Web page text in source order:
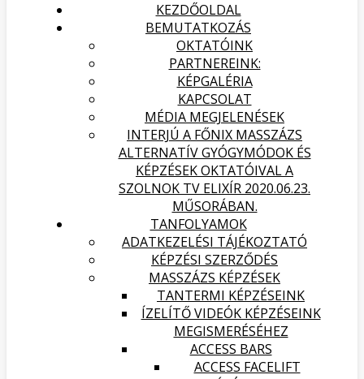
KEZDŐOLDAL
BEMUTATKOZÁS
OKTATÓINK
PARTNEREINK:
KÉPGALÉRIA
KAPCSOLAT
MÉDIA MEGJELENÉSEK
INTERJÚ A FŐNIX MASSZÁZS
ALTERNATÍV GYÓGYMÓDOK ÉS
KÉPZÉSEK OKTATÓIVAL A
SZOLNOK TV ELIXÍR 2020.06.23.
MŰSORÁBAN.
TANFOLYAMOK
ADATKEZELÉSI TÁJÉKOZTATÓ
KÉPZÉSI SZERZŐDÉS
MASSZÁZS KÉPZÉSEK
TANTERMI KÉPZÉSEINK
ÍZELÍTŐ VIDEÓK KÉPZÉSEINK
MEGISMERÉSÉHEZ
ACCESS BARS
ACCESS FACELIFT